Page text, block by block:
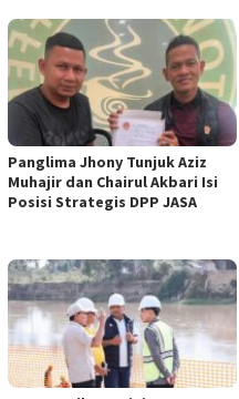
Panglima Jhony Tunjuk Aziz
Muhajir dan Chairul Akbari Isi
Posisi Strategis DPP JASA